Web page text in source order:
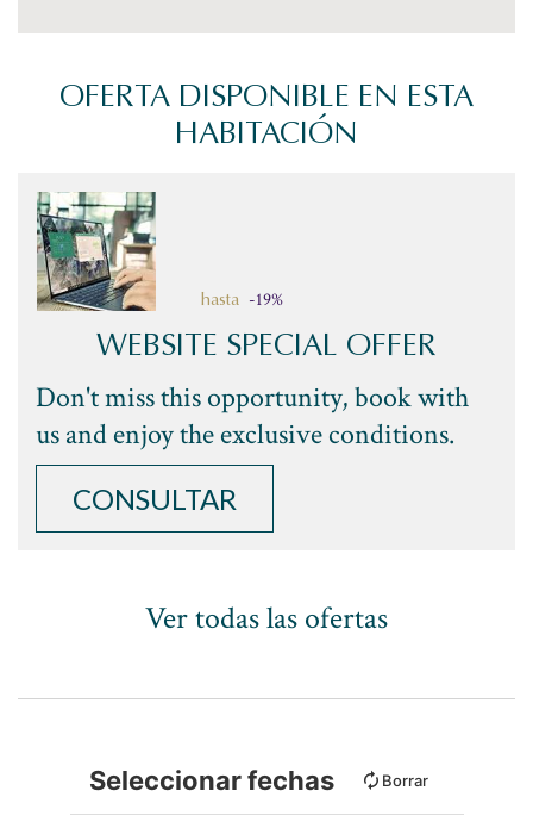
OFERTA DISPONIBLE EN ESTA
HABITACIÓN
hasta -19%
WEBSITE SPECIAL OFFER
Don't miss this opportunity, book with
us and enjoy the exclusive conditions.
CONSULTAR
Ver todas las ofertas
Seleccionar fechas Borrar